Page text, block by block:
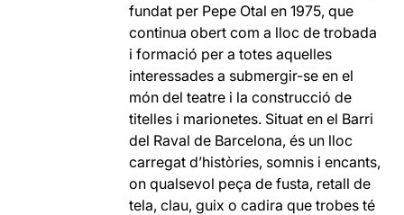
fundat per Pepe Otal en 1975, que
continua obert com a lloc de trobada
i formació per a totes aquelles
interessades a submergir-se en el
món del teatre i la construcció de
titelles i marionetes. Situat en el Barri
del Raval de Barcelona, és un lloc
carregat d’històries, somnis i encants,
on qualsevol peça de fusta, retall de
tela, clau, guix o cadira que trobes té